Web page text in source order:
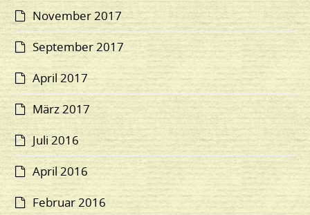
November 2017
September 2017
April 2017
März 2017
Juli 2016
April 2016
Februar 2016